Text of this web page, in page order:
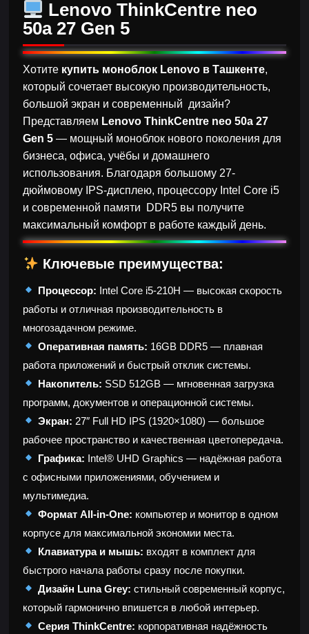
Lenovo ThinkCentre neo
50a 27 Gen 5
Хотите купить моноблок Lenovo в Ташкенте,
который сочетает высокую производительность,
большой экран и современный дизайн?
Представляем Lenovo ThinkCentre neo 50a 27
Gen 5 — мощный моноблок нового поколения для
бизнеса, офиса, учёбы и домашнего
использования. Благодаря большому 27-
дюймовому IPS-дисплею, процессору Intel Core i5
и современной памяти DDR5 вы получите
максимальный комфорт в работе каждый день.
Ключевые преимущества:
Процессор: Intel Core i5-210H — высокая скорость
работы и отличная производительность в
многозадачном режиме.
Оперативная память: 16GB DDR5 — плавная
работа приложений и быстрый отклик системы.
Накопитель: SSD 512GB — мгновенная загрузка
программ, документов и операционной системы.
Экран: 27″ Full HD IPS (1920×1080) — большое
рабочее пространство и качественная цветопередача.
Графика: Intel® UHD Graphics — надёжная работа
с офисными приложениями, обучением и
мультимедиа.
Формат All-in-One: компьютер и монитор в одном
корпусе для максимальной экономии места.
Клавиатура и мышь: входят в комплект для
быстрого начала работы сразу после покупки.
Дизайн Luna Grey: стильный современный корпус,
который гармонично впишется в любой интерьер.
Серия ThinkCentre: корпоративная надёжность